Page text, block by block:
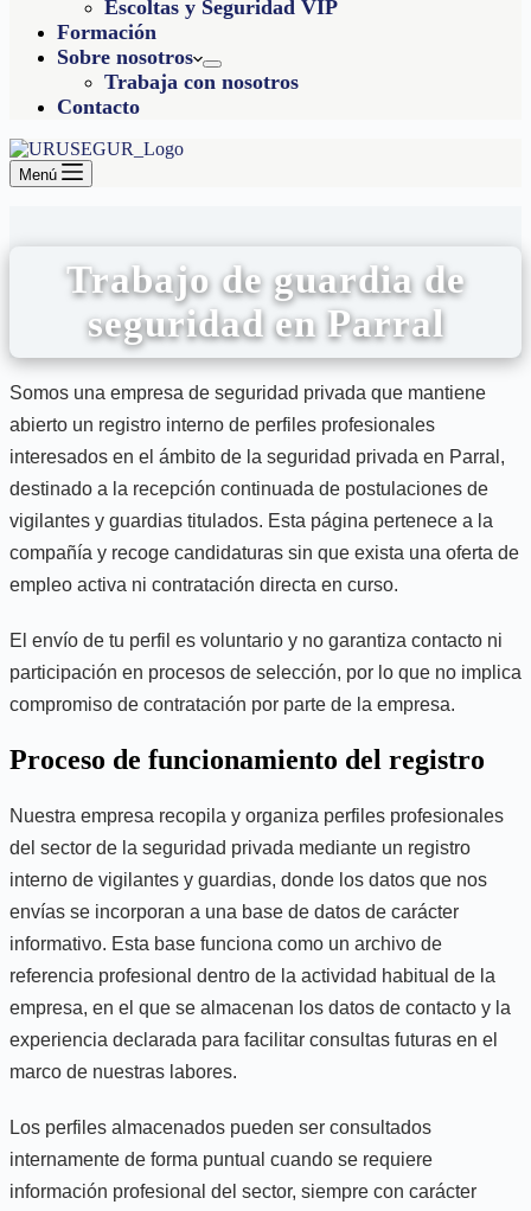
Escoltas y Seguridad VIP
Formación
Sobre nosotros
Trabaja con nosotros
Contacto
Menú
Trabajo de guardia de
seguridad en Parral
Somos una empresa de seguridad privada que mantiene
abierto un registro interno de perfiles profesionales
interesados en el ámbito de la seguridad privada en Parral,
destinado a la recepción continuada de postulaciones de
vigilantes y guardias titulados. Esta página pertenece a la
compañía y recoge candidaturas sin que exista una oferta de
empleo activa ni contratación directa en curso.
El envío de tu perfil es voluntario y no garantiza contacto ni
participación en procesos de selección, por lo que no implica
compromiso de contratación por parte de la empresa.
Proceso de funcionamiento del registro
Nuestra empresa recopila y organiza perfiles profesionales
del sector de la seguridad privada mediante un registro
interno de vigilantes y guardias, donde los datos que nos
envías se incorporan a una base de datos de carácter
informativo. Esta base funciona como un archivo de
referencia profesional dentro de la actividad habitual de la
empresa, en el que se almacenan los datos de contacto y la
experiencia declarada para facilitar consultas futuras en el
marco de nuestras labores.
Los perfiles almacenados pueden ser consultados
internamente de forma puntual cuando se requiere
información profesional del sector, siempre con carácter